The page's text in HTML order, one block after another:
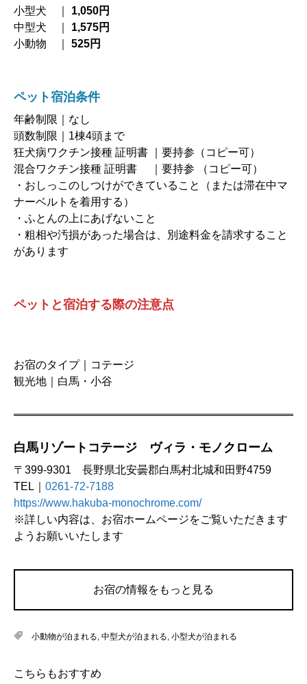
小型犬 ｜ 1,050円
中型犬 ｜ 1,575円
小動物 ｜ 525円
ペット宿泊条件
年齢制限｜なし
頭数制限｜1棟4頭まで
狂犬病ワクチン接種 証明書 ｜要持参（コピー可）
混合ワクチン接種 証明書 ｜要持参 （コピー可）
・おしっこのしつけができていること（または滞在中マ
ナーベルトを着用する）
・ふとんの上にあげないこと
・粗相や汚損があった場合は、別途料金を請求すること
があります
ペットと宿泊する際の注意点
お宿のタイプ｜コテージ
観光地｜白馬・小谷
白馬リゾートコテージ ヴィラ・モノクローム
〒399-9301 長野県北安曇郡白馬村北城和田野4759
TEL｜ 0261-72-7188
https://www.hakuba-monochrome.com/
※詳しい内容は、お宿ホームページをご覧いただきます
ようお願いいたします
お宿の情報をもっと見る
小動物が泊まれる, 中型犬が泊まれる, 小型犬が泊まれる
こちらもおすすめ